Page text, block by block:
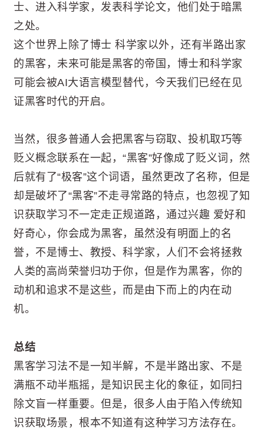
士、进入科学家，发表科学论文，他们处于暗黑
之处。
这个世界上除了博士 科学家以外，还有半路出家
的黑客，未来可能是黑客的帝国，博士和科学家
可能会被AI大语言模型替代，今天我们已经在见
证黑客时代的开启。
当然，很多普通人会把黑客与窃取、投机取巧等
贬义概念联系在一起，“黑客”好像成了贬义词，然
后就有了“极客”这个词语，虽然更改了名称，但是
却是破坏了“黑客”不走寻常路的特点，也忽视了知
识获取学习不一定走正规道路，通过兴趣 爱好和
好奇心，你会成为黑客，虽然没有明面上的名
誉，不是博士、教授、科学家，人们不会将拯救
人类的高尚荣誉归功于你，但是作为黑客，你的
动机和追求不是这些，而是由下而上的内在动
机。
总结
黑客学习法不是一知半解，不是半路出家、不是
满瓶不动半瓶摇，是知识民主化的象征，如同扫
除文盲一样重要。但是，很多人由于陷入传统知
识获取场景，根本不知道有这种学习方法存在。